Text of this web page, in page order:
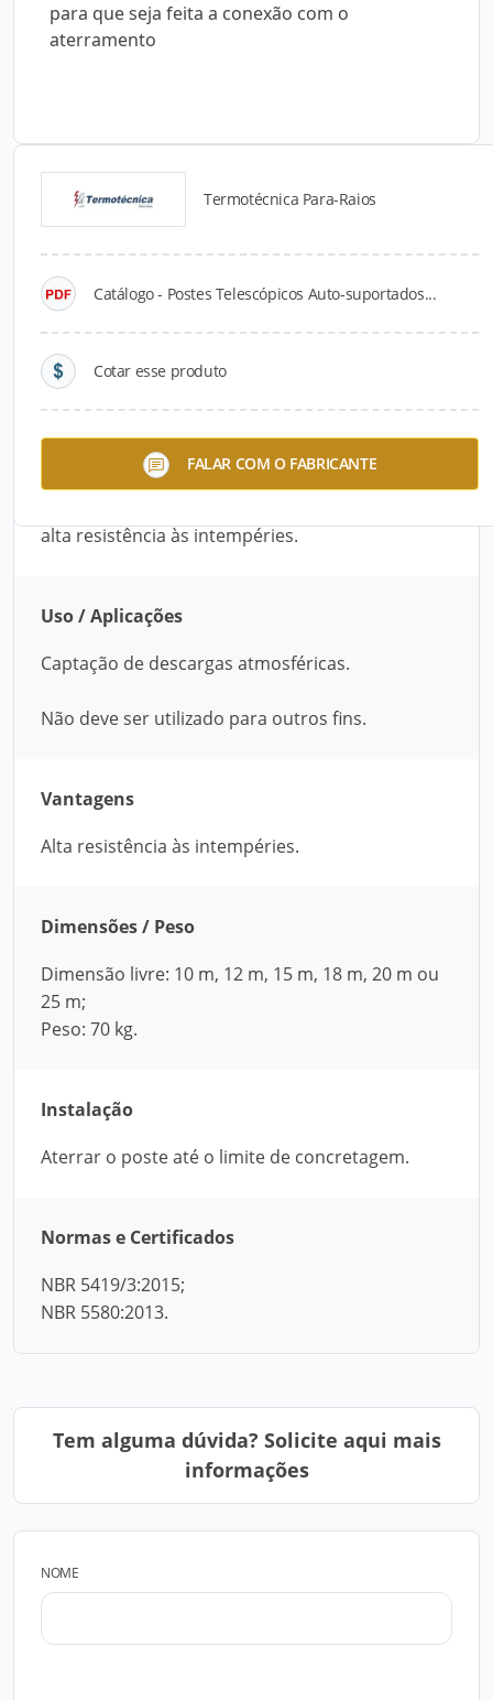
para que seja feita a conexão com o
aterramento
Termotécnica Para-Raios
Catálogo - Postes Telescópicos Auto-suportados...
Cotar esse produto
FALAR COM O FABRICANTE
Detalhes do produto
Os Postes Telescópicos Auto-suportados
atmosféricas. Este modelo só suporta um captor
tipo Franklin e acompanha um fixador para que
alta resistência às intempéries.
Uso / Aplicações
Captação de descargas atmosféricas.
Não deve ser utilizado para outros fins.
Vantagens
Alta resistência às intempéries.
Dimensões / Peso
Dimensão livre: 10 m, 12 m, 15 m, 18 m, 20 m ou
25 m;
Peso: 70 kg.
Instalação
Aterrar o poste até o limite de concretagem.
Normas e Certificados
NBR 5419/3:2015;
NBR 5580:2013.
Tem alguma dúvida? Solicite aqui mais
informações
NOME